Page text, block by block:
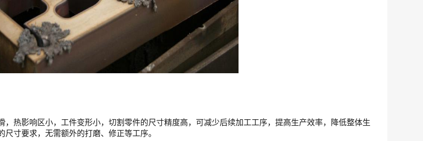
热影响区小，工件变形小，切割零件的尺寸精度高，可减少后续加工工序，提高生产效率，降低整体生
寸要求，无需额外的打磨、修正等工序。